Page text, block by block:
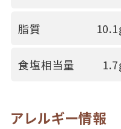
脂質
食塩相当量
アレルギー情報